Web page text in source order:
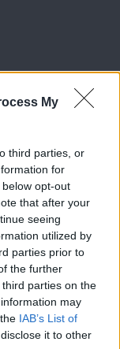
My
third parties, or
for
opt-out
that after your
seeing
utilized by
parties prior to
the further
parties on the
may
IAB’s List of
it to other